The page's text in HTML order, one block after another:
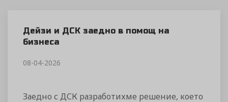
Дейзи и ДСК заедно в помощ на
бизнеса
08-04-2026
Заедно с ДСК разработихме решение, което